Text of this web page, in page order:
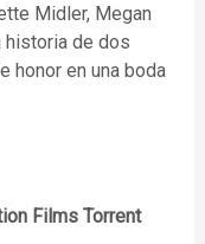
Midler, Megan
historia de dos
honor en una boda
Films Torrent